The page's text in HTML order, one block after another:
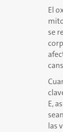
El
se
E,
las